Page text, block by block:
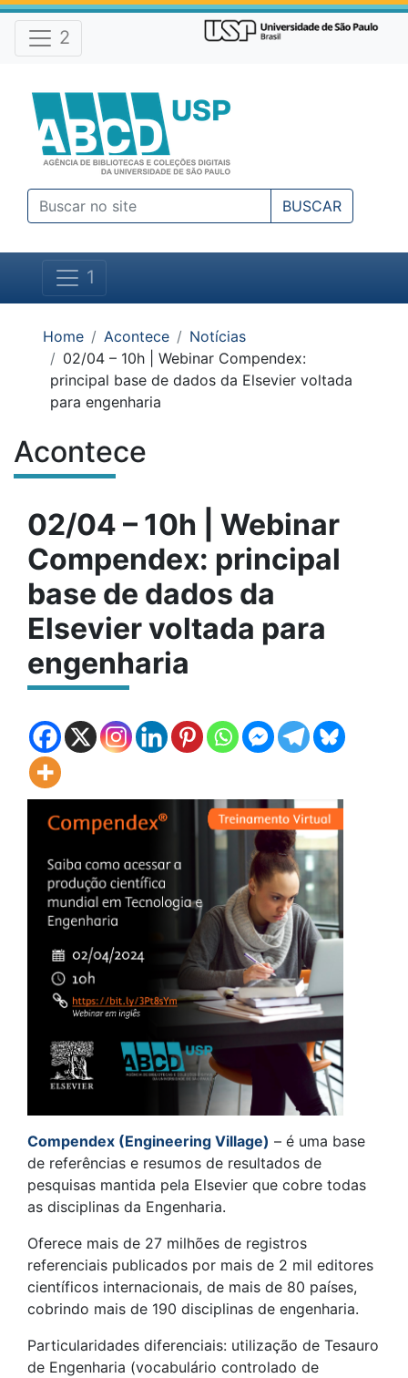
e Ferramentas do site
Ir para o conteúdo [1]
Ir para o menu [2]
Ir para a busca [3]
2
BUSCAR
1
Home Acontece
Notícias
02/04 – 10h | Webinar Compendex:
principal base de dados da Elsevier voltada
para engenharia
Conteúdo do site
Acontece
02/04 – 10h | Webinar
Compendex: principal
base de dados da
Elsevier voltada para
engenharia
Compendex (Engineering Village) – é uma base
de referências e resumos de resultados de
pesquisas mantida pela Elsevier que cobre todas
as disciplinas da Engenharia.
Oferece mais de 27 milhões de registros
referenciais publicados por mais de 2 mil editores
científicos internacionais, de mais de 80 países,
cobrindo mais de 190 disciplinas de engenharia.
Particularidades diferenciais: utilização de Tesauro
de Engenharia (vocabulário controlado de